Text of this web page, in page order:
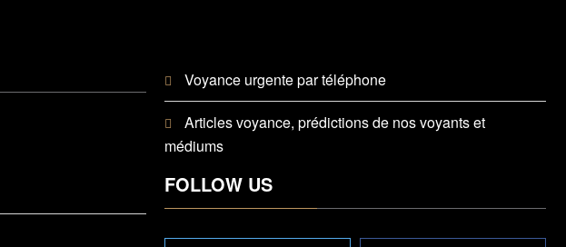
Voyance urgente par téléphone
Articles voyance, prédictions de nos voyants et
médiums
FOLLOW US